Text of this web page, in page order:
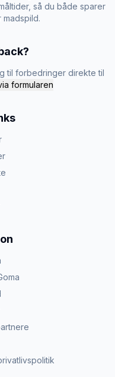
så du både sparer
til forbedringer direkte til
formularen